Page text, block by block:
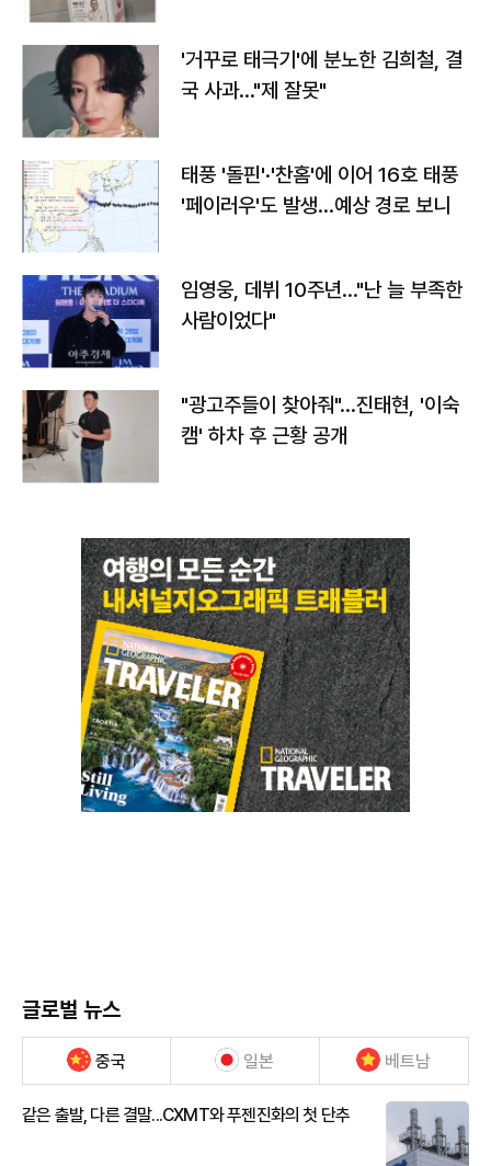
'거꾸로 태극기'에 분노한 김희철, 결
국 사과…"제 잘못"
태풍 '돌핀'·'찬홈'에 이어 16호 태풍
'페이러우'도 발생…예상 경로 보니
임영웅, 데뷔 10주년…"난 늘 부족한
사람이었다"
"광고주들이 찾아줘"…진태현, '이숙
캠' 하차 후 근황 공개
글로벌 뉴스
중국 일본 베트남
같은 출발, 다른 결말...CXMT와 푸젠진화의 첫 단추